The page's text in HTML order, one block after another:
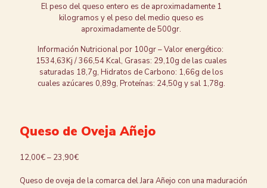
El peso del queso entero es de aproximadamente 1
kilogramos y el peso del medio queso es
aproximadamente de 500gr.
Información Nutricional por 100gr – Valor energético:
1534,63Kj / 366,54 Kcal, Grasas: 29,10g de las cuales
saturadas 18,7g, Hidratos de Carbono: 1,66g de los
cuales azúcares 0,89g, Proteínas: 24,50g y sal 1,78g.
Queso de Oveja Añejo
12,00€– 23,90€
Queso de oveja de la comarca del Jara Añejo con una maduración